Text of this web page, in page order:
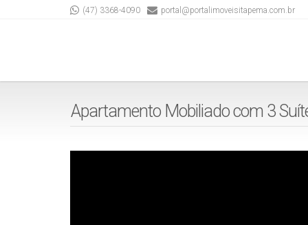
(47) 3368-4090 portal@portalimoveisitapema.com.br
Apartamento Mobiliado com 3